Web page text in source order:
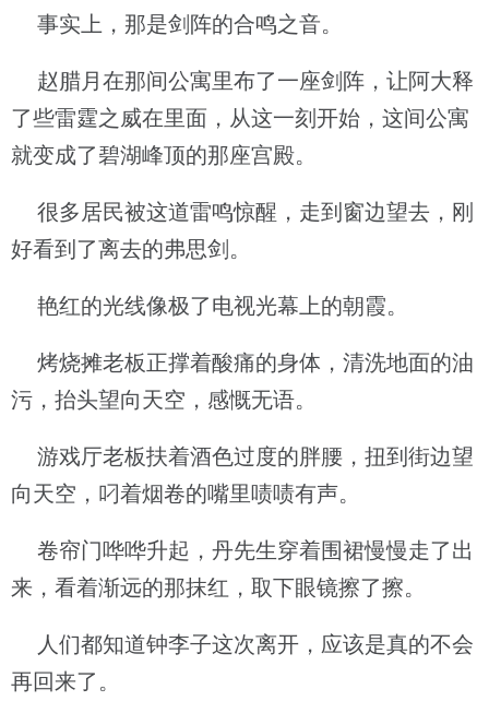
事实上，那是剑阵的合鸣之音。
赵腊月在那间公寓里布了一座剑阵，让阿大释
了些雷霆之威在里面，从这一刻开始，这间公寓
就变成了碧湖峰顶的那座宫殿。
很多居民被这道雷鸣惊醒，走到窗边望去，刚
好看到了离去的弗思剑。
艳红的光线像极了电视光幕上的朝霞。
烤烧摊老板正撑着酸痛的身体，清洗地面的油
污，抬头望向天空，感慨无语。
游戏厅老板扶着酒色过度的胖腰，扭到街边望
向天空，叼着烟卷的嘴里啧啧有声。
卷帘门哗哗升起，丹先生穿着围裙慢慢走了出
来，看着渐远的那抹红，取下眼镜擦了擦。
人们都知道钟李子这次离开，应该是真的不会
再回来了。